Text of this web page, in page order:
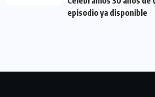
episodio ya disponible